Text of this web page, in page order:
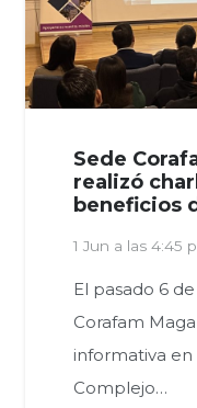
Sede
realizó
beneficios
1 Jun a las 4:45
El pasado 6
Corafam
informativa
Complejo…